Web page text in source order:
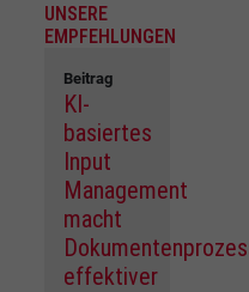
UNSERE
EMPFEHLUNGEN
Beitrag
KI-
basiertes
Input
Management
macht
effektiver